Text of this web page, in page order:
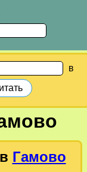
в
в Гамово